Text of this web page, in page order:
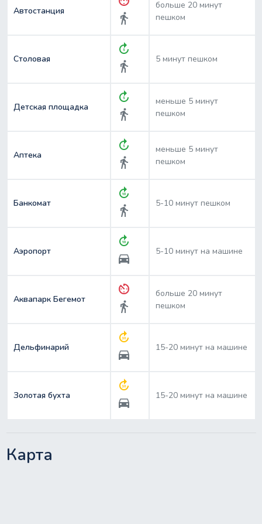
Автостанция
directions_walk
больше 20 минут
пешком
Столовая
forward_5
directions_walk
5 минут пешком
Детская площадка
forward_5
directions_walk
меньше 5 минут
пешком
Аптека
forward_5
directions_walk
меньше 5 минут
пешком
Банкомат
forward_10
directions_walk
5-10 минут пешком
Аэропорт
forward_10
directions_car
5-10 минут на машине
Аквапарк Бегемот
av_timer
directions_walk
больше 20 минут
пешком
Дельфинарий
forward_30
directions_car
15-20 минут на машине
Золотая бухта
forward_30
directions_car
15-20 минут на машине
Карта